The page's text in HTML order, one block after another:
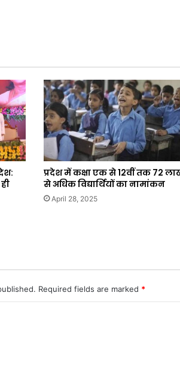
प्रदेश में कक्षा एक से 12वीं तक 72
से अधिक विद्यार्थियों का नामांकन
April 28, 2025
Required fields are marked *